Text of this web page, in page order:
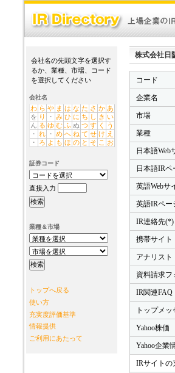
会社名の先頭文字を選択す
るか、業種、市場、コード
を選択してください
会社名
わ ら や ま は な た さ か あ
を り ・ み ひ に ち し き い
ん る ゆ む ふ ぬ つ す く
う
・ れ ・ め へ ね て せ け え
・
ろ よ も ほ の と そ こ お
証券コード
直接入力
業種＆市場
トップへ戻る
使い方
充実度評価基準
情報提供
ご利用にあたって
株式会社日
コード
企業名
市場
業種
日本語Web
日本語IR
英語Webサ
英語IRペー
IR連絡先(*)
携帯サイト
アナリスト
資料請求フ
IR関連FAQ
トップメッ
Yahoo株価
Yahoo企業
IRサイトの